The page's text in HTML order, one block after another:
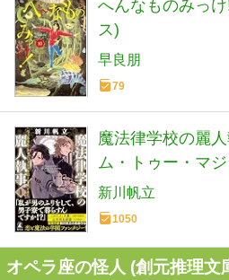
へんなものみっ
ス)
早良朋
79
魔法律学校の麗
ム・トゥー・マ
新川帆立
1050
オペラ座の怪人 (創元推理文